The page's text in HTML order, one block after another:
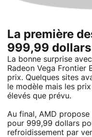
La première
999,99 dollars
La bonne surprise
Radeon Vega Frontier
prix. Quelques sites
le modèle mais les
élevés que prévu.
Au final, AMD
pour 999,99 dollars
refroidissement par